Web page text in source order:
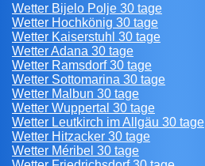
Wetter Bijelo Polje 30 tage
Wetter Hochkönig 30 tage
Wetter Kaiserstuhl 30 tage
Wetter Adana 30 tage
Wetter Ramsdorf 30 tage
Wetter Sottomarina 30 tage
Wetter Malbun 30 tage
Wetter Wuppertal 30 tage
Wetter Leutkirch im Allgäu 30 tage
Wetter Hitzacker 30 tage
Wetter Méribel 30 tage